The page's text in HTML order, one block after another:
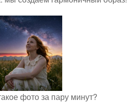
фото за пару минут?